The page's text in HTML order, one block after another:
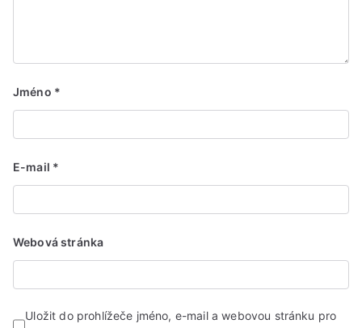
Jméno *
E-mail *
Webová stránka
Uložit do prohlížeče jméno, e-mail a webovou stránku pro